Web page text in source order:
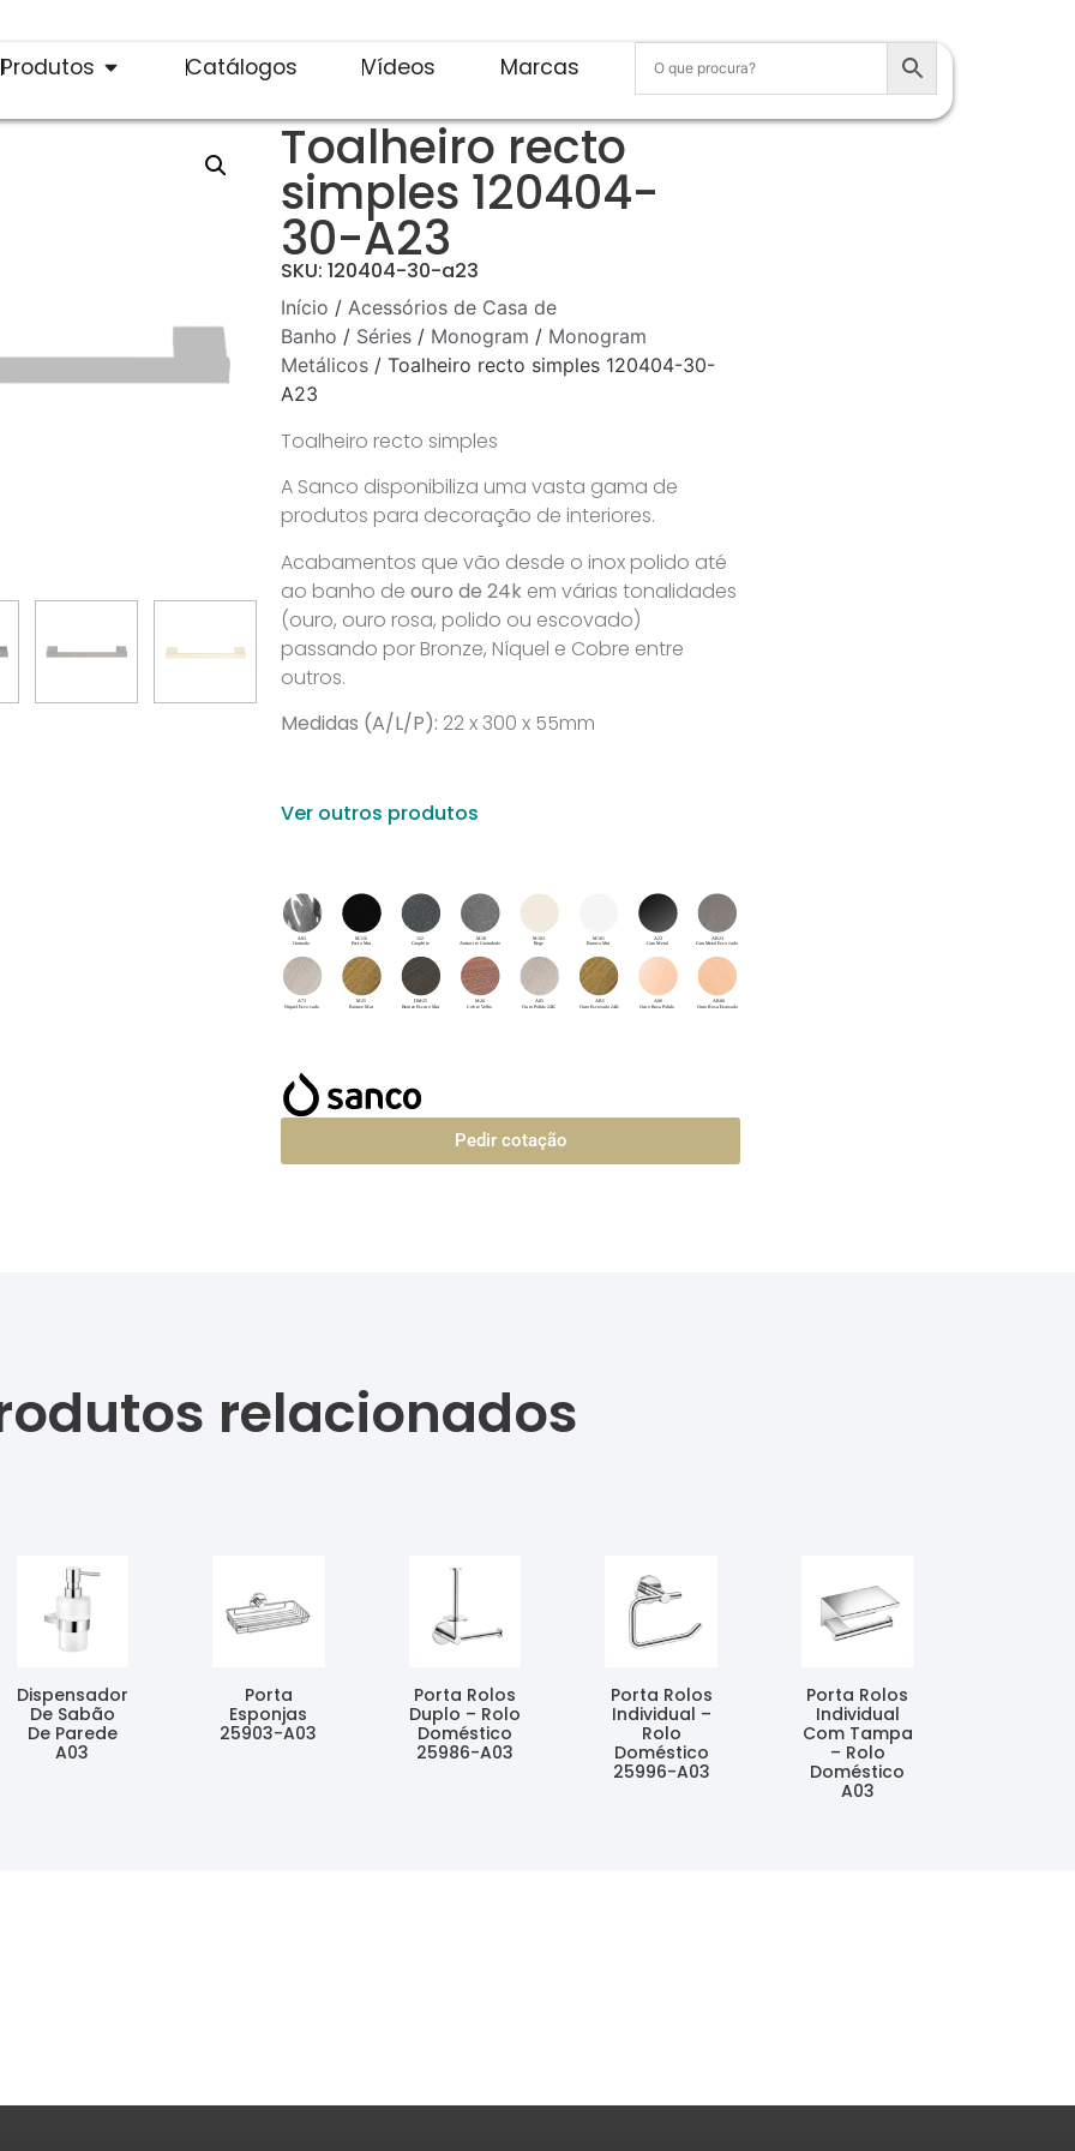
Produtos Catálogos Vídeos Marcas
Toalheiro recto
simples 120404-
30-A23
SKU: 120404-30-a23
Início / Acessórios de Casa de
Banho / Séries/ Monogram / Monogram
Metálicos/ Toalheiro recto simples 120404-30-
A23
Toalheiro recto simples
A Sanco disponibiliza uma vasta gama de
produtos para decoração de interiores.
Acabamentos que vão desde o inox polido até
ao banho de ouro de 24kem várias tonalidades
(ouro, ouro rosa, polido ou escovado)
passando por Bronze, Níquel e Cobre entre
outros.
Medidas (A/L/P): 22 x 300 x 55mm
Ver outros produtos
Pedir cotação
relacionados
Dispensador
De Sabão
De Parede
A03
Porta
Esponjas
25903-A03
Porta Rolos
Duplo – Rolo
Doméstico
25986-A03
Porta Rolos
Individual –
Rolo
Doméstico
25996-A03
Porta Rolos
Individual
Com Tampa
– Rolo
Doméstico
A03